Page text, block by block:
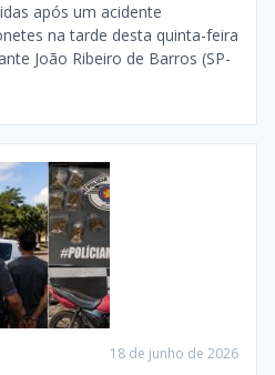
após um acidente
na tarde desta quinta-feira
João Ribeiro de Barros (SP-
18 de junho de 2026